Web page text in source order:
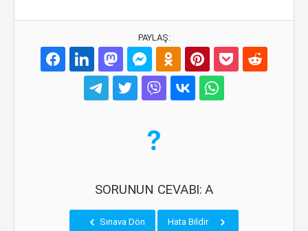
PAYLAŞ:
SORUNUN CEVABI: A
Sınava Dön Hata Bildir